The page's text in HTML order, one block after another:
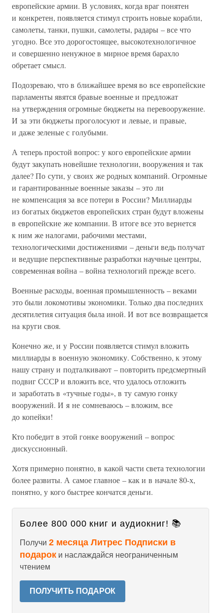
европейские армии. В условиях, когда враг понятен
и конкретен, появляется стимул строить новые корабли,
самолеты, танки, пушки, самолеты, радары – все что
угодно. Все это дорогостоящее, высокотехнологичное
и совершенно ненужное в мирное время барахло
обретает смысл.
Подозреваю, что в ближайшее время во все европейские
парламенты явятся бравые военные и предложат
на утверждения огромные бюджеты на перевооружение.
И за эти бюджеты проголосуют и левые, и правые,
и даже зеленые с голубыми.
А теперь простой вопрос: у кого европейские армии
будут закупать новейшие технологии, вооружения и так
далее? По сути, у своих же родных компаний. Огромные
и гарантированные военные заказы – это ли
не компенсация за все потери в России? Миллиарды
из богатых бюджетов европейских стран будут вложены
в европейские же компании. В итоге все это вернется
к ним же налогами, рабочими местами,
технологическими достижениями – деньги ведь получат
и ведущие перспективные разработки научные центры,
современная война – война технологий прежде всего.
Военные расходы, военная промышленность – веками
это были локомотивы экономики. Только два последних
десятилетия ситуация была иной. И вот все возвращается
на круги своя.
Конечно же, и у России появляется стимул вложить
миллиарды в военную экономику. Собственно, к этому
нашу страну и подталкивают – повторить предсмертный
подвиг СССР и вложить все, что удалось отложить
и заработать в «тучные годы», в ту самую гонку
вооружений. И я не сомневаюсь – вложим, все
до копейки!
Кто победит в этой гонке вооружений – вопрос
дискуссионный.
Хотя примерно понятно, в какой части света технологии
более развиты. А самое главное – как и в начале 80-х,
понятно, у кого быстрее кончатся деньги.
Более 800 000 книг и аудиокниг! 📚
Получи 2 месяца Литрес Подписки в
подарок и наслаждайся неограниченным
чтением
ПОЛУЧИТЬ ПОДАРОК